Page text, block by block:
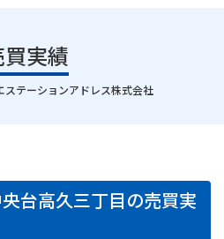
実績
｜
ステーションアドレス株式会社
台高久三丁目の売買実